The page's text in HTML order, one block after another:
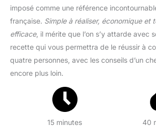
imposé comme une référence
française. Simple à réaliser, économique et
efficace, il mérite que l’on s’y attarde avec
recette qui vous permettra de le réussir à
quatre personnes, avec les conseils d’un
encore plus loin.
15 minutes 40